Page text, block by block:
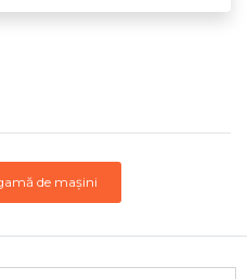
de mașini